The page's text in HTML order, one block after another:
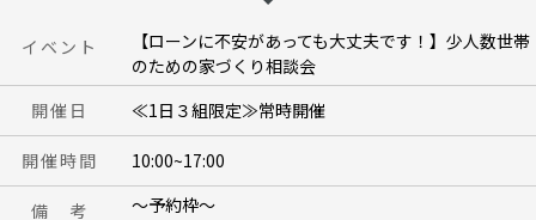
イベント
【ローンに不安があっても大丈夫です！】少人数世帯
のための家づくり相談会
開催日
≪1日３組限定≫常時開催
開催時間 10:00~17:00
備 考
～予約枠～